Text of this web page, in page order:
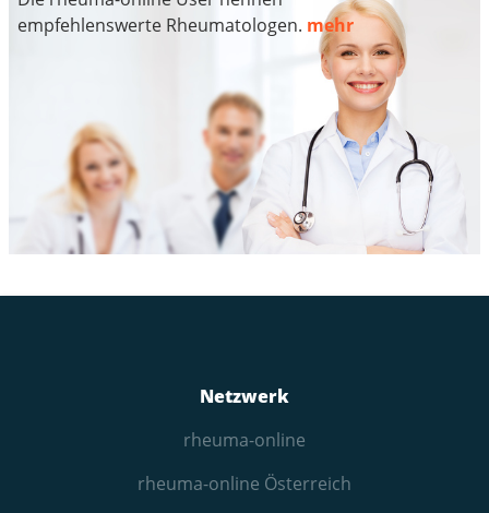
empfehlenswerte Rheumatologen. mehr
Netzwerk
rheuma-online
rheuma-online Österreich